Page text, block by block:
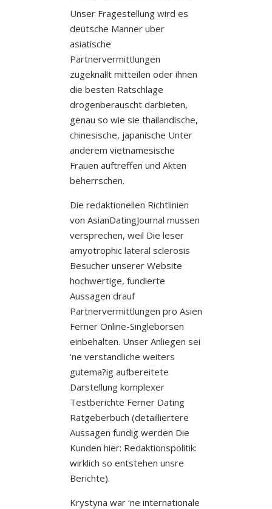
Unser Fragestellung wird es
deutsche Manner uber
asiatische
Partnervermittlungen
zugeknallt mitteilen oder ihnen
die besten Ratschlage
drogenberauscht darbieten,
genau so wie sie thailandische,
chinesische, japanische Unter
anderem vietnamesische
Frauen auftreffen und Akten
beherrschen.
Die redaktionellen Richtlinien
von AsianDatingJournal mussen
versprechen, weil Die leser
amyotrophic lateral sclerosis
Besucher unserer Website
hochwertige, fundierte
Aussagen drauf
Partnervermittlungen pro Asien
Ferner Online-Singleborsen
einbehalten. Unser Anliegen sei
‘ne verstandliche weiters
gutema?ig aufbereitete
Darstellung komplexer
Testberichte Ferner Dating
Ratgeberbuch (detailliertere
Aussagen fundig werden Die
Kunden hier: Redaktionspolitik:
wirklich so entstehen unsre
Berichte).
Krystyna war ‘ne internationale